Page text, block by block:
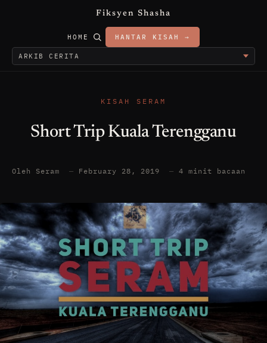
Fiksyen Shasha
HOME HANTAR KISAH →
KISAH SERAM
Short Trip Kuala Terengganu
Oleh Seram — February 28, 2019 — 4 minit bacaan